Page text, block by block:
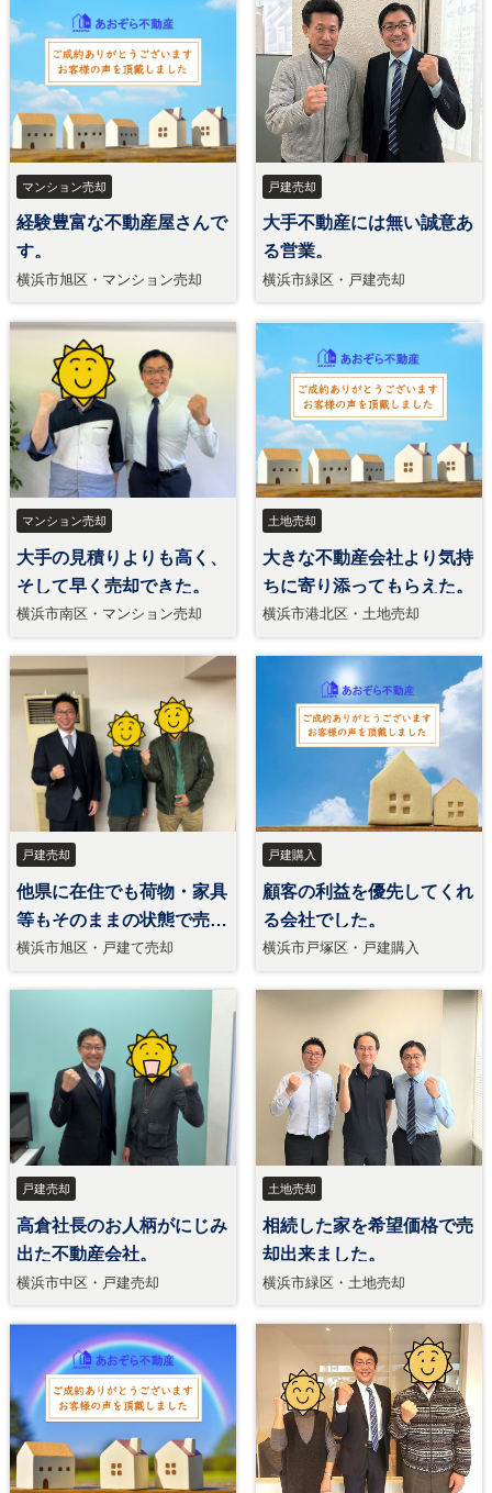
マンション売却
経験豊富な不動産屋さんで
す。
横浜市旭区・マンション売却
戸建売却
大手不動産には無い誠意あ
る営業。
横浜市緑区・戸建売却
マンション売却
大手の見積りよりも高く、
そして早く売却できた。
横浜市南区・マンション売却
土地売却
大きな不動産会社より気持
ちに寄り添ってもらえた。
横浜市港北区・土地売却
戸建売却
他県に在住でも荷物・家具
等もそのままの状態で売却
できた。
横浜市旭区・戸建て売却
戸建購入
顧客の利益を優先してくれ
る会社でした。
横浜市戸塚区・戸建購入
戸建売却
高倉社長のお人柄がにじみ
出た不動産会社。
横浜市中区・戸建売却
土地売却
相続した家を希望価格で売
却出来ました。
横浜市緑区・土地売却